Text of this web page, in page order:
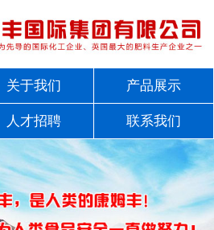
关于我们 产品展示
人才招聘 联系我们